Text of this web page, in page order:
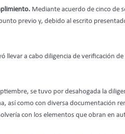
Mediante acuerdo de cinco de
previo y, debido al escrito
llevar a cabo diligencia de verificación
se tuvo por desahogada la
así como con diversa documentación
con los elementos que obran en